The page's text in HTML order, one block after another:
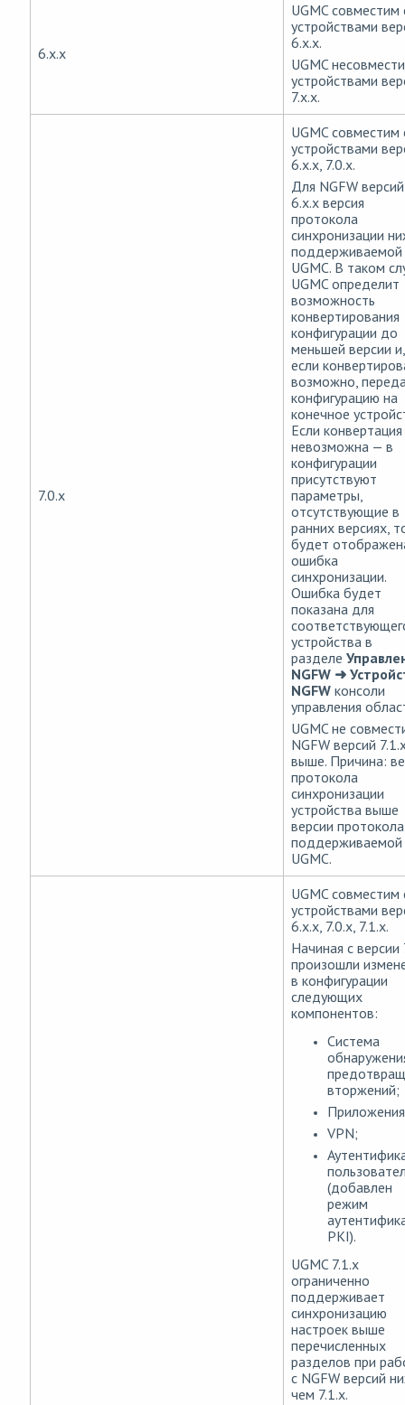
6.x.x
UGMC совместим
устройствами
6.x.x.
UGMC
устройствами
7.x.x.
7.0.x
UGMC совместим
устройствами
6.x.x, 7.0.x.
Для NGFW версий
6.x.x версия
протокола
синхронизации
поддерживаемой
UGMC. В таком
UGMC определит
возможность
конвертирования
конфигурации до
меньшей версии и,
если
возможно,
конфигурацию на
конечное
Если конвертация
невозможна — в
конфигурации
присутствуют
параметры,
отсутствующие в
ранних версиях,
будет
ошибка
синхронизации.
Ошибка будет
показана для
устройства в
разделе
NGFW ➜
NGFW консоли
управления
UGMC не
NGFW версий
выше. Причина:
протокола
синхронизации
устройства выше
версии
поддерживаемой
UGMC.
UGMC совместим
устройствами
6.x.x, 7.0.x, 7.1.x.
Начиная с версии
произошли
в конфигурации
следующих
компонентов:
Система
вторжений;
VPN;
(добавлен
режим
PKI).
UGMC 7.1.х
ограниченно
поддерживает
синхронизацию
настроек выше
перечисленных
разделов при
с NGFW версий
чем 7.1.х.